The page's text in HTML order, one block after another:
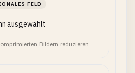
FELD
ausgewählt
Bildern reduzieren